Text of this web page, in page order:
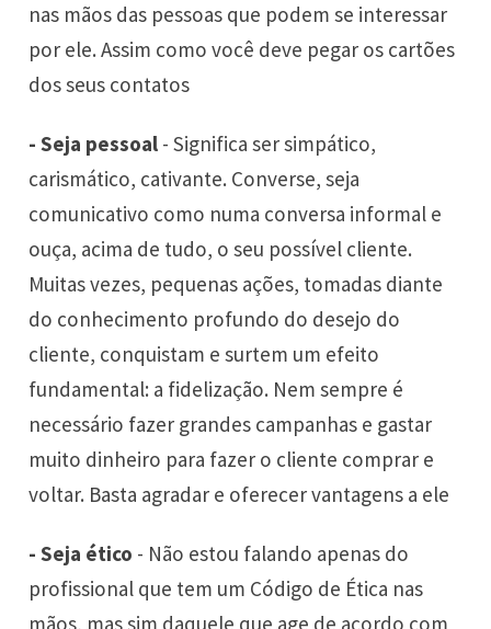
nas mãos das pessoas que podem se interessar
por ele. Assim como você deve pegar os cartões
dos seus contatos
- Seja pessoal - Significa ser simpático,
carismático, cativante. Converse, seja
comunicativo como numa conversa informal e
ouça, acima de tudo, o seu possível cliente.
Muitas vezes, pequenas ações, tomadas diante
do conhecimento profundo do desejo do
cliente, conquistam e surtem um efeito
fundamental: a fidelização. Nem sempre é
necessário fazer grandes campanhas e gastar
muito dinheiro para fazer o cliente comprar e
voltar. Basta agradar e oferecer vantagens a ele
- Seja ético - Não estou falando apenas do
profissional que tem um Código de Ética nas